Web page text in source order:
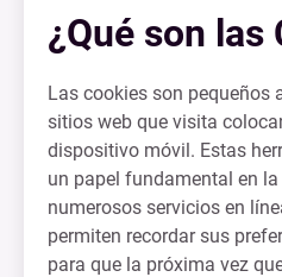
¿Qué son las
Las cookies son pequeños
sitios web que visita
dispositivo móvil. Estas
un papel fundamental en
numerosos servicios en
permiten recordar sus
para que la próxima vez